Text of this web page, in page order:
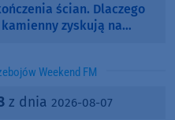
ścian. Dlaczego
kamienny zyskują na
Weekend FM
z dnia 2026-08-07